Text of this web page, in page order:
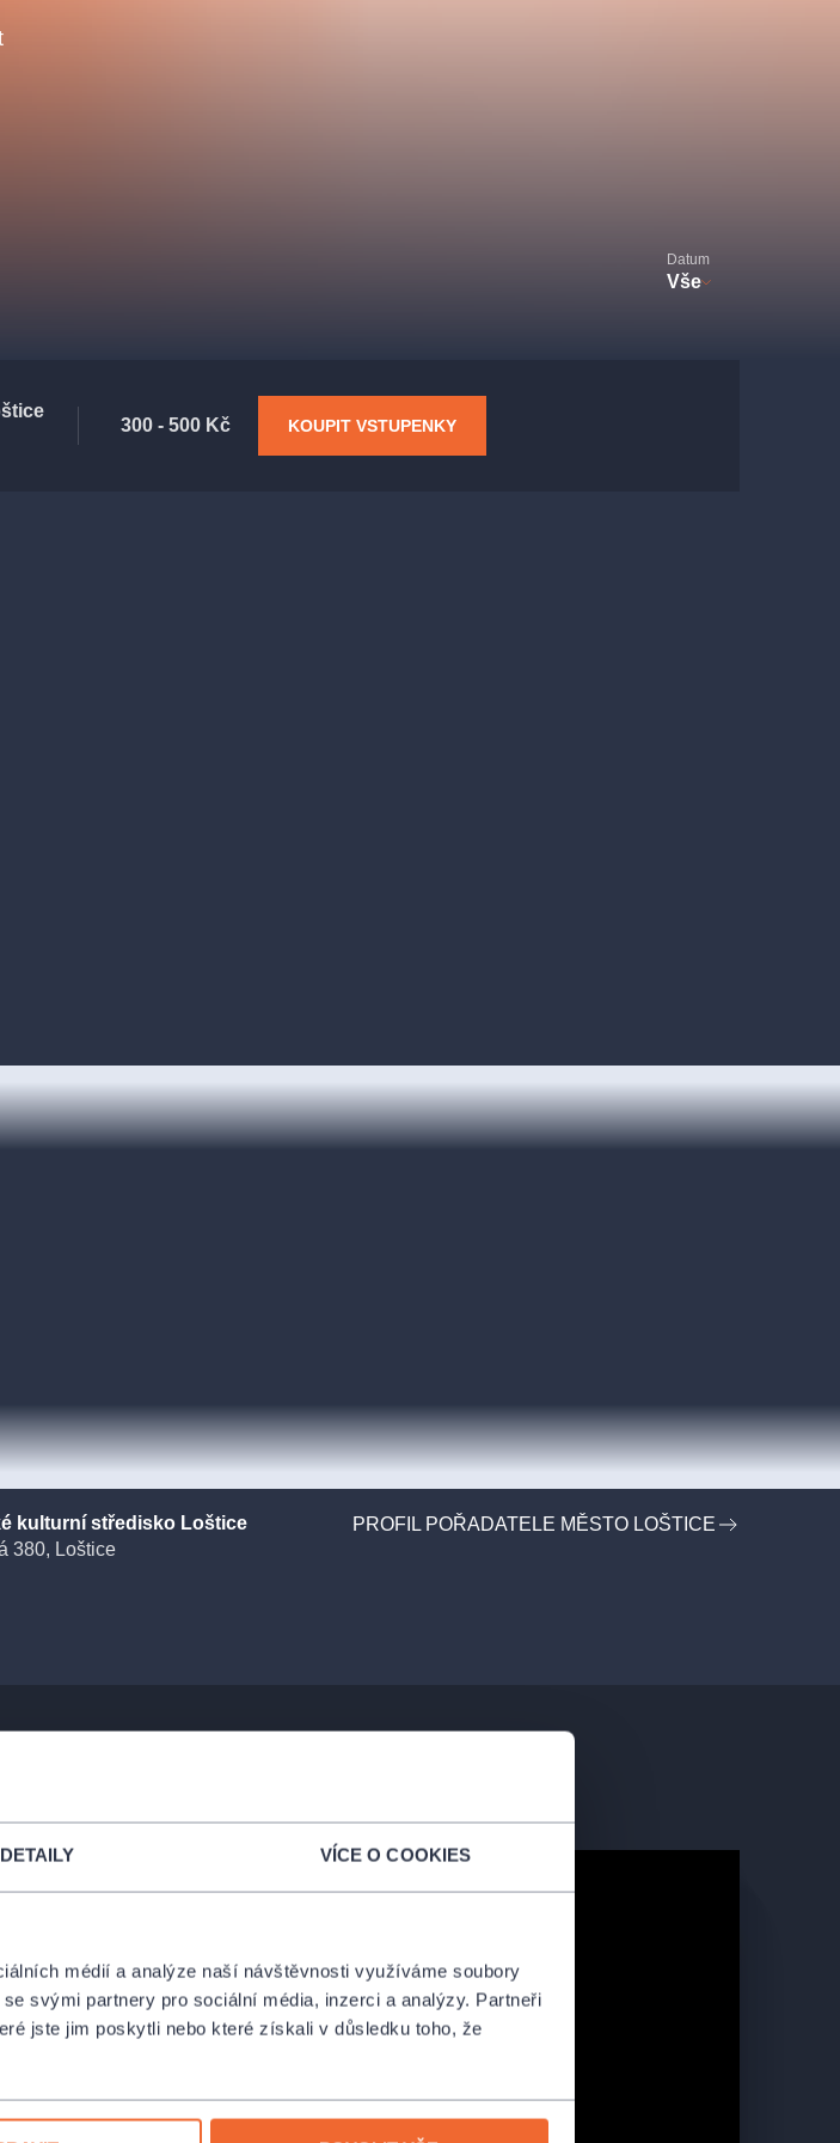
DETAILY VÍCE O COOKIES
médií a analýze naší návštěvnosti využíváme soubory
svými partnery pro sociální média, inzerci a analýzy. Partneři
jste jim poskytli nebo které získali v důsledku toho, že
Datum
Vše
300 - 500 Kč KOUPIT VSTUPENKY
kulturní středisko Loštice
380, Loštice
PROFIL POŘADATELE MĚSTO LOŠTICE